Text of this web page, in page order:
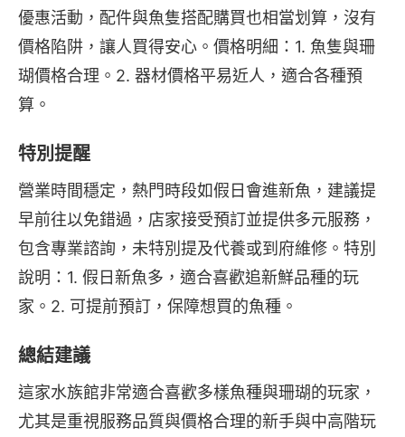
優惠活動，配件與魚隻搭配購買也相當划算，沒有
價格陷阱，讓人買得安心。價格明細：1. 魚隻與珊
瑚價格合理。2. 器材價格平易近人，適合各種預
算。
特別提醒
營業時間穩定，熱門時段如假日會進新魚，建議提
早前往以免錯過，店家接受預訂並提供多元服務，
包含專業諮詢，未特別提及代養或到府維修。特別
說明：1. 假日新魚多，適合喜歡追新鮮品種的玩
家。2. 可提前預訂，保障想買的魚種。
總結建議
這家水族館非常適合喜歡多樣魚種與珊瑚的玩家，
尤其是重視服務品質與價格合理的新手與中高階玩